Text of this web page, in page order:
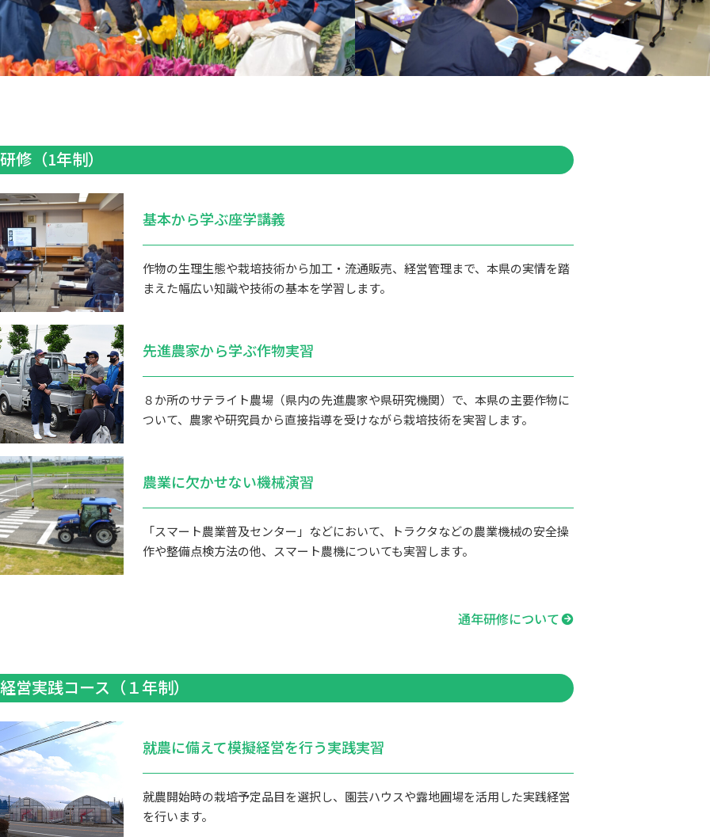
修（1年制）
基本から学ぶ座学講義
作物の生理生態や栽培技術から加工・流通販売、経営管理まで、本県の実情を踏
まえた幅広い知識や技術の基本を学習します。
先進農家から学ぶ作物実習
８か所のサテライト農場（県内の先進農家や県研究機関）で、本県の主要作物に
ついて、農家や研究員から直接指導を受けながら栽培技術を実習します。
農業に欠かせない機械演習
「スマート農業普及センター」などにおいて、トラクタなどの農業機械の安全操
作や整備点検方法の他、スマート農機についても実習します。
通年研修について
営実践コース（１年制）
就農に備えて模擬経営を行う実践実習
就農開始時の栽培予定品目を選択し、園芸ハウスや露地圃場を活用した実践経営
を行います。